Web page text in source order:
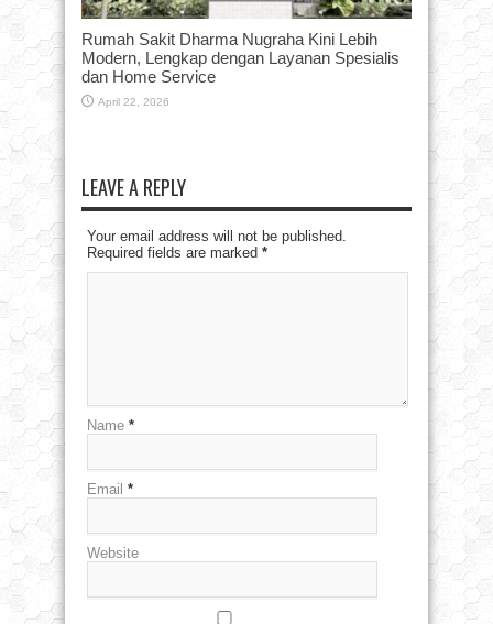
Rumah Sakit Dharma Nugraha Kini Lebih
Modern, Lengkap dengan Layanan Spesialis
dan Home Service
April 22, 2026
LEAVE A REPLY
Your email address will not be published.
Required fields are marked *
Name *
Email *
Website